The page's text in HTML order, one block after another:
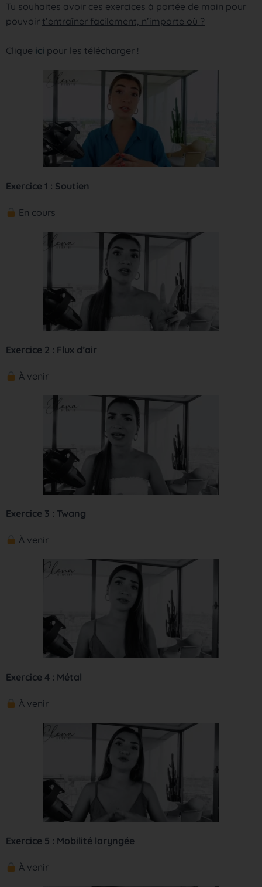
Tu souhaites avoir ces exercices à portée de main pour
pouvoir t’entraîner facilement, n’importe où ?
Clique ici pour les télécharger !
Exercice 1 : Soutien
En cours
Exercice 2 : Flux d’air
À venir
Exercice 3 : Twang
À venir
Exercice 4 : Métal
À venir
Exercice 5 : Mobilité laryngée
À venir